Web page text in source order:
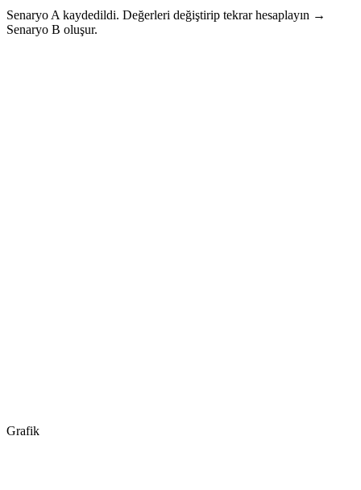
Senaryo A kaydedildi. Değerleri değiştirip tekrar hesaplayın →
Senaryo B oluşur.
Grafik